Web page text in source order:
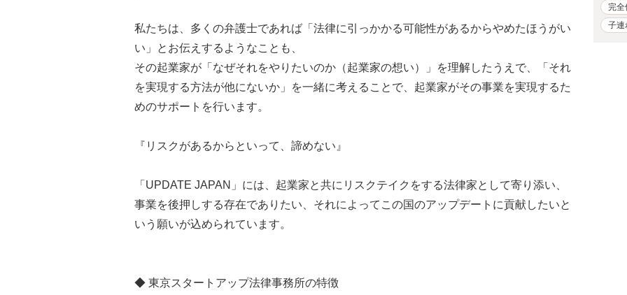
私たちは、多くの弁護士であれば「法律に引っかかる可能性があるからやめたほうがい
い」とお伝えするようなことも、
その起業家が「なぜそれをやりたいのか（起業家の想い）」を理解したうえで、「それ
を実現する方法が他にないか」を一緒に考えることで、起業家がその事業を実現するた
めのサポートを行います。
『リスクがあるからといって、諦めない』
「UPDATE JAPAN」には、起業家と共にリスクテイクをする法律家として寄り添い、
事業を後押しする存在でありたい、それによってこの国のアップデートに貢献したいと
いう願いが込められています。
◆ 東京スタートアップ法律事務所の特徴
完全
子連